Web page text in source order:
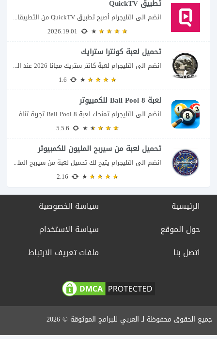
تطبيق QuickTV
انضم الى التليجرام أصبح تطبيق QuickTV من التطبيقات التي تستهدف محبي المسلسلات السريعة، إذ...
تحميل لعبة كونترا سترايك
انضم الى التليجرام لعبة كانتر ستريك مجانا 2026 عند البحث عن تحميل Counter-Strike للكمبيوتر...
لعبة 8 Ball Pool للكمبيوتر
انضم الى التليجرام تمنحك لعبة 8 Ball Pool تجربة تنافسية ممتعة تجمع بين دقة...
تحميل لعبة من سيربح المليون للكمبيوتر
انضم الى التليجرام يتيح لك تحميل لعبة من سيربح المليون للكمبيوتر خوض تجربة مسابقات...
الرئيسية
حول الموقع
اتصل بنا
سياسة الخصوصية
سياسة الاستخدام
ملفات تعريف الارتباط
جميع الحقوق محفوظة لـ العربي للبرامج الموثوقة © 2026